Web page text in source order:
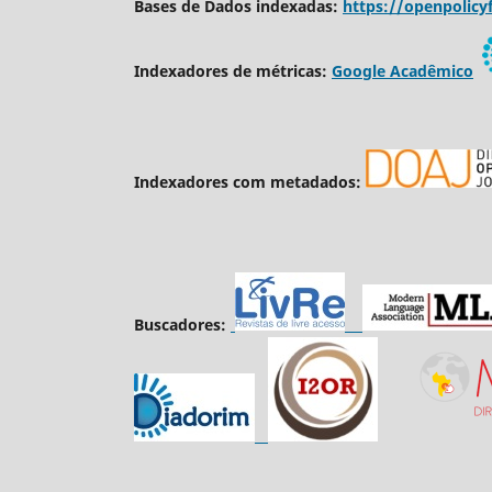
Bases de Dados indexadas: https://
Indexadores de métricas: Google Acadêmico
Indexadores com metadados:
Buscadores: